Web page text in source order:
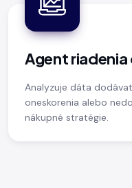
Agent
Analyzuje dáta
oneskorenia alebo
nákupné stratégie.